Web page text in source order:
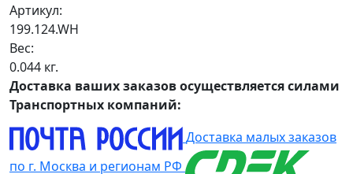
Артикул:
199.124.WH
Вес:
0.044 кг.
Доставка ваших заказов осуществляется силами
Транспортных компаний:
Доставка малых заказов
по г. Москва и регионам РФ